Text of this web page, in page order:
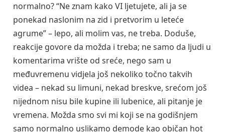
normalno? “Ne znam kako VI ljetujete, ali ja se
ponekad naslonim na zid i pretvorim u leteće
agrume” – lepo, ali molim vas, ne treba. Doduše,
reakcije govore da možda i treba; ne samo da ljudi u
komentarima vrište od sreće, nego sam u
međuvremenu vidjela još nekoliko točno takvih
videa – nekad su limuni, nekad breskve, srećom još
nijednom nisu bile kupine ili lubenice, ali pitanje je
vremena. Možda smo svi mi koji se na godišnjem
samo normalno uslikamo demode kao običan hot